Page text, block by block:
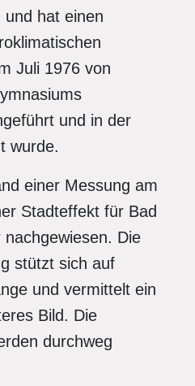
und hat einen
Juli 1976 von
und in der
wurde.
einer Messung am
Stadteffekt für Bad
Die
stützt sich auf
und vermittelt ein
Bild. Die
durchweg